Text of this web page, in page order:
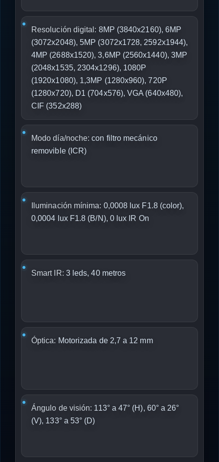
Resolución digital: 8MP (3840x2160), 6MP
(3072x2048), 5MP (3072x1728, 2592x1944),
4MP (2688x1520), 3,6MP (2560x1440), 3MP
(2048x1535, 2304x1296), 1080P
(1920x1080), 1,3MP (1280x960), 720P
(1280x720), D1 (704x576), VGA (640x480),
CIF (352x288)
Modo día/noche: con filtro mecánico
removible (ICR)
Iluminación mínima: 0,0008 lux F1.8 (color),
0,0004 lux F1.8 (B/N), 0 lux IR On
Smart IR: 3 leds, 40 metros
Óptica: Motorizada de 2,7 a 12 mm
Ángulo de visión: 113° a 47° (H), 60° a 26°
(V), 133° a 53° (D)